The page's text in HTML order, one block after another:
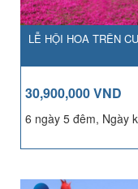
LỄ HỘI HOA TRÊN
30,900,000 VND
6 ngày 5 đêm, Ngày